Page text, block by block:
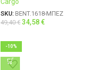
SKU: BENT.1618-ΜΠΕΖ
49,40€ 34,58€
-10%